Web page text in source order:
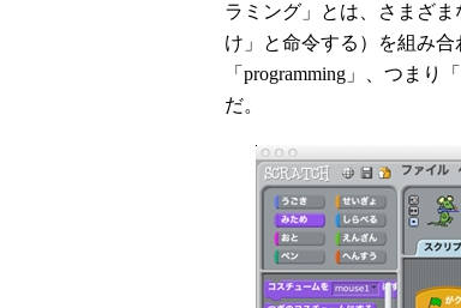
ラミング」とは、さまざ
け」と命令する）を組み
「programming」、つま
だ。